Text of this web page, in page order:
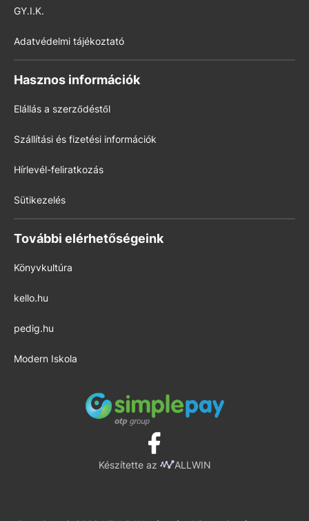
GY.I.K.
Adatvédelmi tájékoztató
Hasznos információk
Elállás a szerződéstől
Szállítási és fizetési információk
Hírlevél-feliratkozás
Sütikezelés
További elérhetőségeink
Könyvkultúra
kello.hu
pedig.hu
Modern Iskola
Készítette az ALLWIN